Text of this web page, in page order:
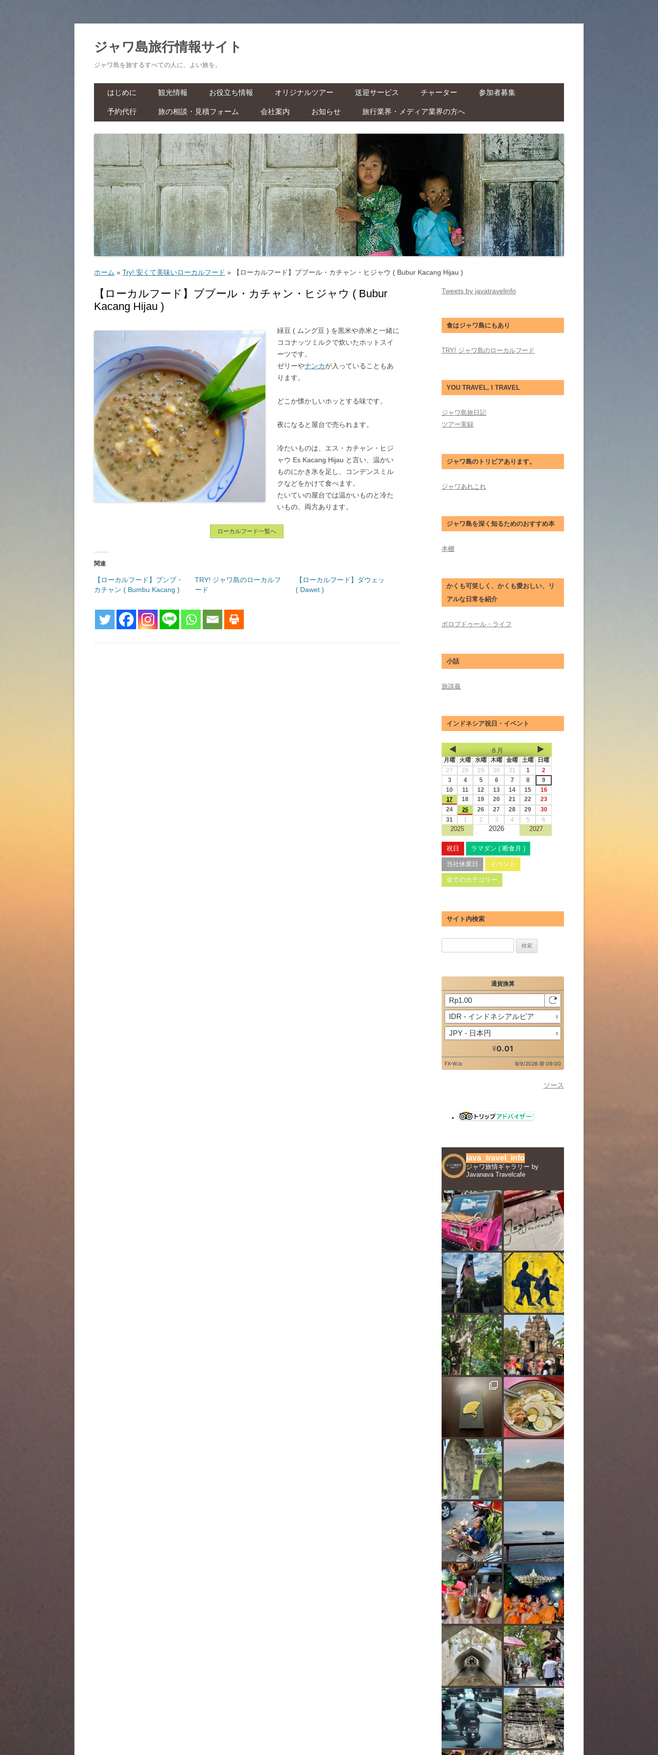
ジャワ島旅行情報サイト
ジャワ島を旅するすべての人に、よい旅を。
ン
ツ
へ
キ
ッ
プ
はじめに 観光情報 お役立ち情報
基本情報
旅の準備 ‐ ビザ・気候・時差 ‐
安全な旅のために ‐ 治安・衛
生 ‐
快適な旅のために ‐ トイレ・
お風呂・虫対策 ‐
マナーとタブー ‐ 服装・たば
こ・お酒 ‐
環境
ップ ‐
社会のこと ‐ 言語・物価・宗
教 ‐
お土産
オリジナルツアー 送迎サービス
空港送迎
駅送迎
都市間送迎
チャーター
車チャーター ( ドライバー付
バイクチャーター ( ドライバ
ー付レンタルバイク )
参加者募集
予約代行
ラーマーヤナ舞踊ショー・ワ
ヤンクリ・イベント・マラソ
ン
スパ・マッサージ
ゴルフ
旅の相談・見積フォーム 会社案内 お知らせ
ト カレンダー
ITAS(KITAS)をお持ちの方へ
学生の方へ
子ども連れの方へ
旅行業界・メディア業界の方へ
ホーム » Try! 安くて美味いローカルフード » 【ローカルフード】ブブール・カチャン・ヒジャウ ( Bubur Kacang Hijau )
【ローカルフード】ブブール・カチャン・ヒジャウ ( Bubur
Kacang Hijau )
緑豆 ( ムング豆 ) を黒米や赤米と一緒に
ココナッツミルクで炊いたホットスイ
ーツです。
ゼリーやナンカが入っていることもあ
ります。
どこか懐かしいホッとする味です。
夜になると屋台で売られます。
冷たいものは、エス・カチャン・ヒジ
ャウ Es Kacang Hijau と言い、温かい
ものにかき氷を足し、コンデンスミル
クなどをかけて食べます。
たいていの屋台では温かいものと冷た
いもの、両方あります。
ローカルフード一覧へ
関連
【ローカルフード】ブンブ・
カチャン ( Bumbu Kacang )
TRY! ジャワ島のローカルフ
ード
【ローカルフード】ダウェッ
( Dawet )
Tweets by javatravelinfo
食はジャワ島にもあり
TRY! ジャワ島のローカルフード
YOU TRAVEL, I TRAVEL
ジャワ島旅日記
ツアー実録
ジャワ島のトリビアあります。
ジャワあれこれ
ジャワ島を深く知るためのおすすめ本
本棚
かくも可笑しく、かくも愛おしい、リ
アルな日常を紹介
ボロブドゥール・ライフ
小話
旅談義
インドネシア祝日・イベント
８月
月曜 火曜 水曜 木曜 金曜 土曜
日曜
27
28 29 30 31 1
2
3
4 5 6 7 8
9
10
11 12 13 14 15 16
17 18 19 20 21 22
23
24
25 26 27 28 29
30
31
1 2 3 4 5 6
2025 2026 2027
祝日 ラマダン ( 断食月 )
当社休業日 イベント
全てのカテゴリー
サイト内検索
ソース
java_travel_info
ジャワ旅情ギャラリー by
Javanava Travelcafe